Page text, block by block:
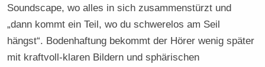
Soundscape, wo alles in sich zusammenstürzt und
„dann kommt ein Teil, wo du schwerelos am Seil
hängst“. Bodenhaftung bekommt der Hörer wenig später
mit kraftvoll-klaren Bildern und sphärischen